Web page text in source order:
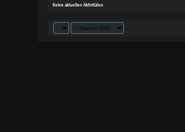
Keine aktuellen Aktivitäten